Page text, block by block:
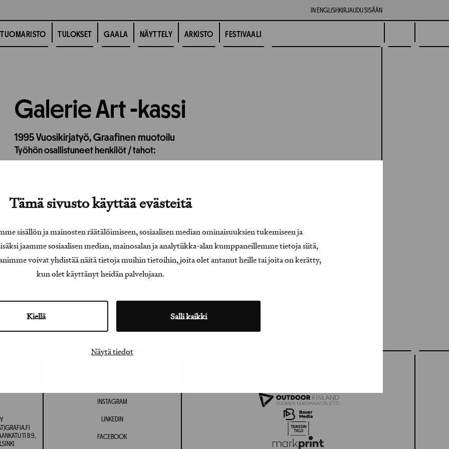
Tämä sivusto käyttää evästeitä
sisällön ja mainosten räätälöimiseen, sosiaalisen median ominaisuuksien tukemiseen ja
jaamme sosiaalisen median, mainosalan ja analytiikka-alan kumppaneillemme tietoja siitä,
voivat yhdistää näitä tietoja muihin tietoihin, joita olet antanut heille tai joita on kerätty,
kun olet käyttänyt heidän palvelujaan.
Kiellä Salli kaikki
Näytä tiedot
IN ENGLISH KIRJAUDU SISÄÄN
TUOMARISTO TULOKSET GAALA NÄYTTELY ARKISTO FESTIVAALI
Galerie Art -kassi
1995 Vuosikirjatyö,Graafinen muotoilu
Työhön osallistuneet henkilöt / tahot:
11 B 9,
INSTAGRAM
LINKEDIN
FACEBOOK